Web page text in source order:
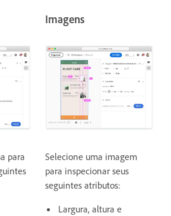
para
Imagens
Selecione uma imagem
para inspecionar seus
seguintes atributos:
Largura, altura e